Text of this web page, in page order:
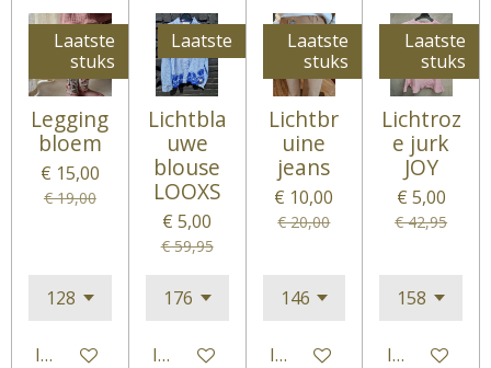
Laatste
stuks
Legging
bloem
€ 15,00
€ 19,00
In winkelwagen
Laatste
Lichtbla
uwe
blouse
LOOXS
€ 5,00
€ 59,95
In winkelwagen
Laatste
stuks
Lichtbr
uine
jeans
€ 10,00
€ 20,00
In winkelwagen
Laatste
stuks
Lichtroz
e jurk
JOY
€ 5,00
€ 42,95
In